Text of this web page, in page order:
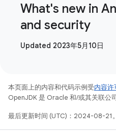
What's new in
and security
Updated 2023年5月10日
本页面上的内容和代码示例受内容许
OpenJDK 是 Oracle 和/或其关联公
最后更新时间 (UTC)：2024-08-21。